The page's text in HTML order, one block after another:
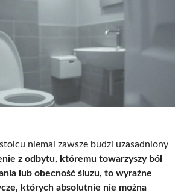
niemal zawsze budzi uzasadniony
z odbytu, któremu towarzyszy ból
lub obecność śluzu, to wyraźne
których absolutnie nie można